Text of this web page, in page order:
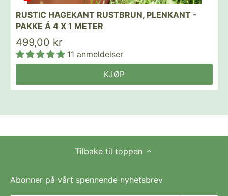
RUSTIC HAGEKANT RUSTBRUN, PLENKANT -
PAKKE Á 4 X 1 METER
499,00 kr
11 anmeldelser
KJØP
Tilbake til toppen
Abonner på vårt spennende nyhetsbrev